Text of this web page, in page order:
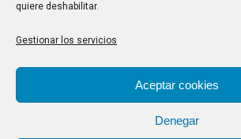
quiere deshabilitar.
Gestionar los servicios
Aceptar cookies
Denegar
Buscar:
Aviso Legal|Política de privacidad|